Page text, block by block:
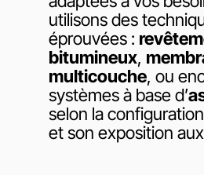
utilisons des
éprouvées :
bitumineux,
multicouche, ou
systèmes à base d’
selon la
et son exposition